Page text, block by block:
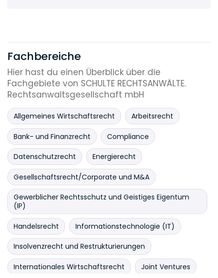
Fachbereiche
Hier hast du einen Überblick über die
Fachgebiete von SCHULTE RECHTSANWÄLTE.
Rechtsanwaltsgesellschaft mbH
Allgemeines Wirtschaftsrecht Arbeitsrecht
Bank- und Finanzrecht Compliance
Datenschutzrecht Energierecht
Gesellschaftsrecht/Corporate und M&A
Gewerblicher Rechtsschutz und Geistiges Eigentum
(IP)
Handelsrecht Informationstechnologie (IT)
Insolvenzrecht und Restrukturierungen
Internationales Wirtschaftsrecht Joint Ventures